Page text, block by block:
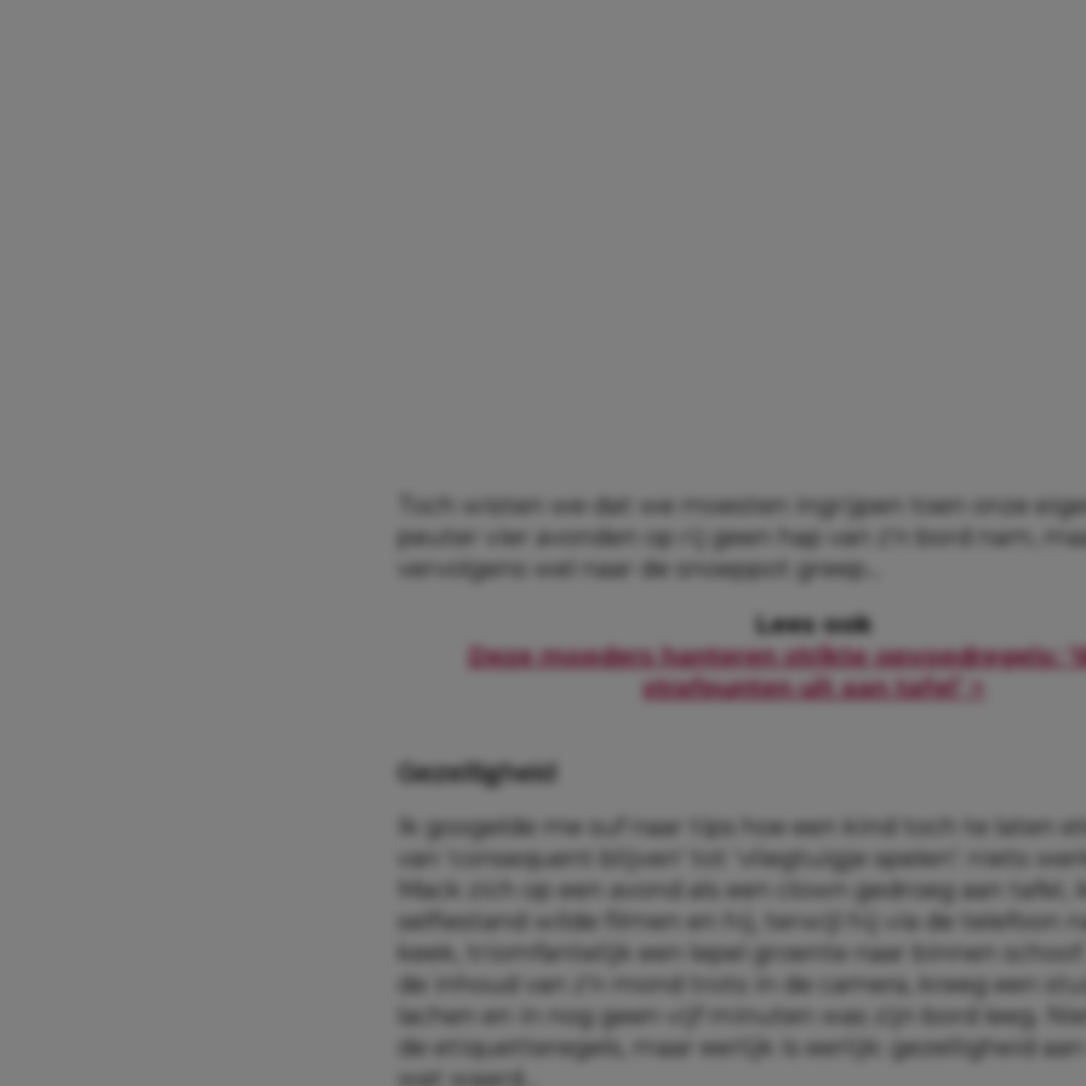
Toch wisten we dat we moesten ingrijpen toen onze
peuter vier avonden op rij geen hap van z’n bord nam,
vervolgens wel naar de snoeppot greep…
Lees ook
Deze moeders hanteren strikte opvoedregels:
strafpunten uit aan tafel’ >
Gezelligheid
Ik googelde me suf naar tips hoe een kind toch te laten
van ‘consequent blijven’ tot ‘vliegtuigje spelen’: niets
Mack zich op een avond als een clown gedroeg aan tafel,
selfiestand wilde filmen en hij, terwijl hij via de telefoon
keek, triomfantelijk een lepel groente naar binnen
de inhoud van z’n mond trots in de camera, kreeg een
lachen en in nog geen vijf minuten was zijn bord leeg.
de etiquetteregels, maar eerlijk is eerlijk: gezelligheid aan
wat waard…